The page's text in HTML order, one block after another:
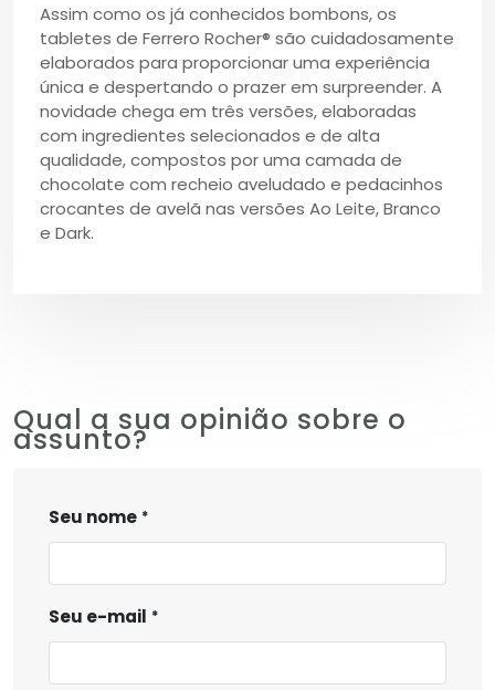
Assim como os já conhecidos bombons, os
tabletes de Ferrero Rocher® são cuidadosamente
elaborados para proporcionar uma experiência
única e despertando o prazer em surpreender. A
novidade chega em três versões, elaboradas
com ingredientes selecionados e de alta
qualidade, compostos por uma camada de
chocolate com recheio aveludado e pedacinhos
crocantes de avelã nas versões Ao Leite, Branco
e Dark.
Qual a sua opinião sobre o
assunto?
Seu nome
Seu e-mail